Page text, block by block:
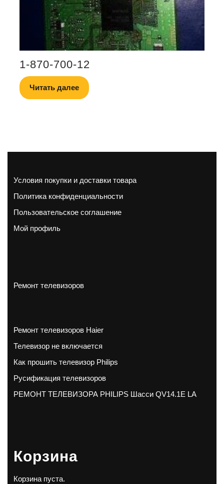
1-870-700-12
Читать далее
Условия покупки и доставки товара
Политика конфиденциальности
Пользовательское соглашение
Мой профиль
Ремонт телевизоров
Ремонт телевизоров Haier
Телевизор не включается
Как прошить телевизор Philips
Русификация телевизоров
РЕМОНТ ТЕЛЕВИЗОРА PHILIPS Шасси QV14.1E LA
Корзина
Корзина пуста.